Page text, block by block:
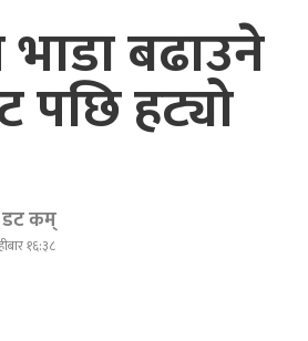
बढाउने
पछि हट्यो
डट कम्
१६:३८